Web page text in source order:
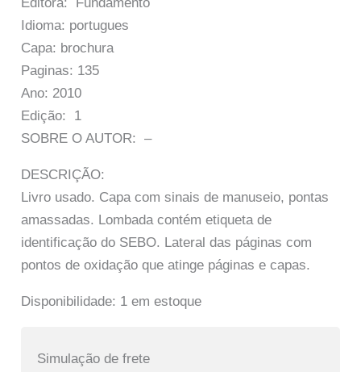
Idioma: portugues
Capa: brochura
Paginas: 135
Ano: 2010
Edição: 1
SOBRE O AUTOR: –
DESCRIÇÃO:
Livro usado. Capa com sinais de manuseio, pontas
amassadas. Lombada contém etiqueta de
identificação do SEBO. Lateral das páginas com
pontos de oxidação que atinge páginas e capas.
Disponibilidade: 1 em estoque
Simulação de frete